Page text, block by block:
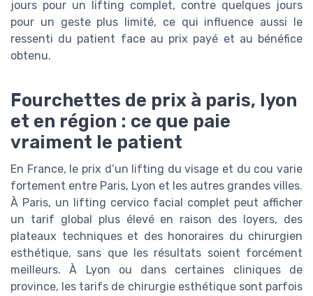
jours pour un lifting complet, contre quelques jours
pour un geste plus limité, ce qui influence aussi le
ressenti du patient face au prix payé et au bénéfice
obtenu.
Fourchettes de prix à paris, lyon
et en région : ce que paie
vraiment le patient
En France, le prix d’un lifting du visage et du cou varie
fortement entre Paris, Lyon et les autres grandes villes.
À Paris, un lifting cervico facial complet peut afficher
un tarif global plus élevé en raison des loyers, des
plateaux techniques et des honoraires du chirurgien
esthétique, sans que les résultats soient forcément
meilleurs. À Lyon ou dans certaines cliniques de
province, les tarifs de chirurgie esthétique sont parfois